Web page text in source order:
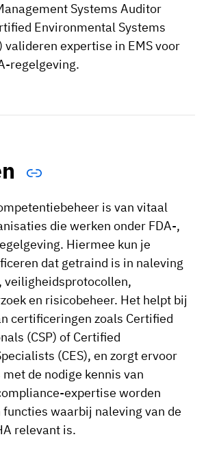
Systems Auditor
Environmental Systems
valideren expertise in EMS voor
regelgeving.
is van vitaal
die werken onder FDA-,
Hiermee kun je
dat getraind is in naleving
veiligheidsprotocollen,
en risicobeheer. Het helpt bij
certificeringen zoals Certified
(CSP) of Certified
(CES), en zorgt ervoor
de nodige kennis van
expertise worden
functies waarbij naleving van de
relevant is.